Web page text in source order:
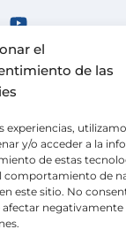
el
de las
experiencias,
y/o acceder a la
de estas
comportamiento de
este sitio. No
negativamente
POLÍTICA
CANAL DE